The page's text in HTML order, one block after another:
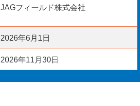
JAGフィールド株式会社
2026年6月1日
2026年11月30日